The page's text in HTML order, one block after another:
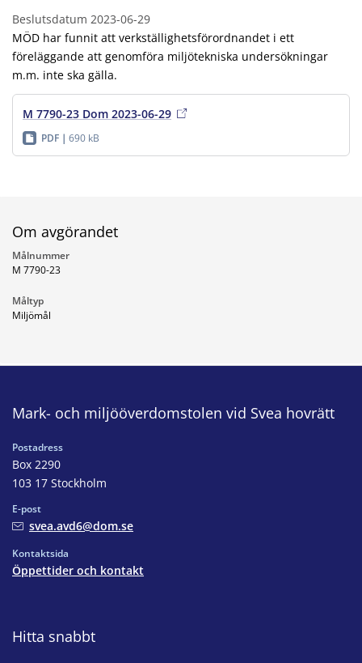
Beslutsdatum 2023-06-29
MÖD har funnit att verkställighetsförordnandet i ett
föreläggande att genomföra miljötekniska undersökningar
m.m. inte ska gälla.
M 7790-23 Dom 2023-06-29
PDF 690 kB
Om avgörandet
Målnummer
M 7790-23
Måltyp
Miljömål
Mark- och miljööverdomstolen vid Svea hovrätt
Postadress
Box 2290
103 17 Stockholm
E-post
svea.avd6@dom.se
Kontaktsida
Öppettider och kontakt
Hitta snabbt